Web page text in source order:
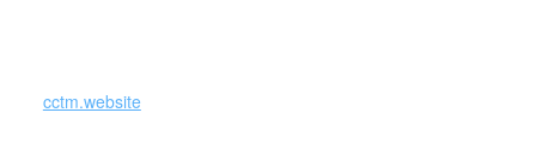
cctm.website